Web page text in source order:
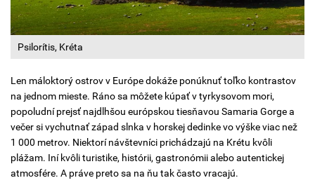
Psilorítis, Kréta
Len máloktorý ostrov v Európe dokáže ponúknuť toľko kontrastov
na jednom mieste. Ráno sa môžete kúpať v tyrkysovom mori,
popoludní prejsť najdlhšou európskou tiesňavou Samaria Gorge a
večer si vychutnať západ slnka v horskej dedinke vo výške viac než
1 000 metrov. Niektorí návštevníci prichádzajú na Krétu kvôli
plážam. Iní kvôli turistike, histórii, gastronómii alebo autentickej
atmosfére. A práve preto sa na ňu tak často vracajú.